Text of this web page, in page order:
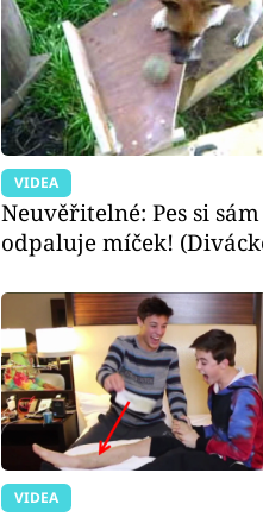
VIDEA
Neuvěřitelné: Pes si sám
odpaluje míček!
VIDEA